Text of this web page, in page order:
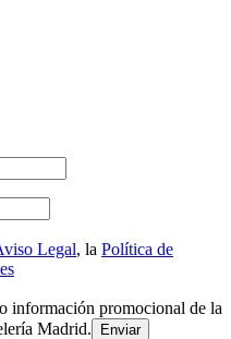
Legal, la Política de
información promocional de la
Madrid.